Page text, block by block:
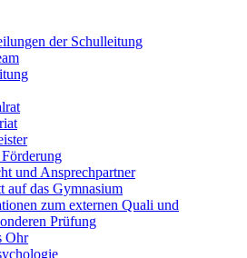
der Schulleitung
und Ansprechpartner
auf das Gymnasium
zum externen Quali und
Prüfung
Ohr